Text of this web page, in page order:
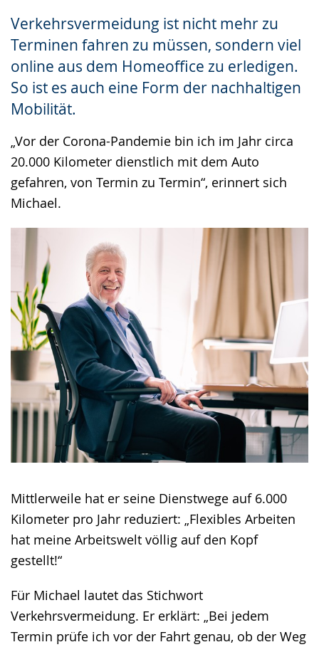
Verkehrsvermeidung ist nicht mehr zu
Terminen fahren zu müssen, sondern viel
online aus dem Homeoffice zu erledigen.
So ist es auch eine Form der nachhaltigen
Mobilität.
„Vor der Corona-Pandemie bin ich im Jahr circa
20.000 Kilometer dienstlich mit dem Auto
gefahren, von Termin zu Termin“, erinnert sich
Michael.
Mittlerweile hat er seine Dienstwege auf 6.000
Kilometer pro Jahr reduziert: „Flexibles Arbeiten
hat meine Arbeitswelt völlig auf den Kopf
gestellt!“
Für Michael lautet das Stichwort
Verkehrsvermeidung. Er erklärt: „Bei jedem
Termin prüfe ich vor der Fahrt genau, ob der Weg
Gebärdensprache
wird
angezeigt.